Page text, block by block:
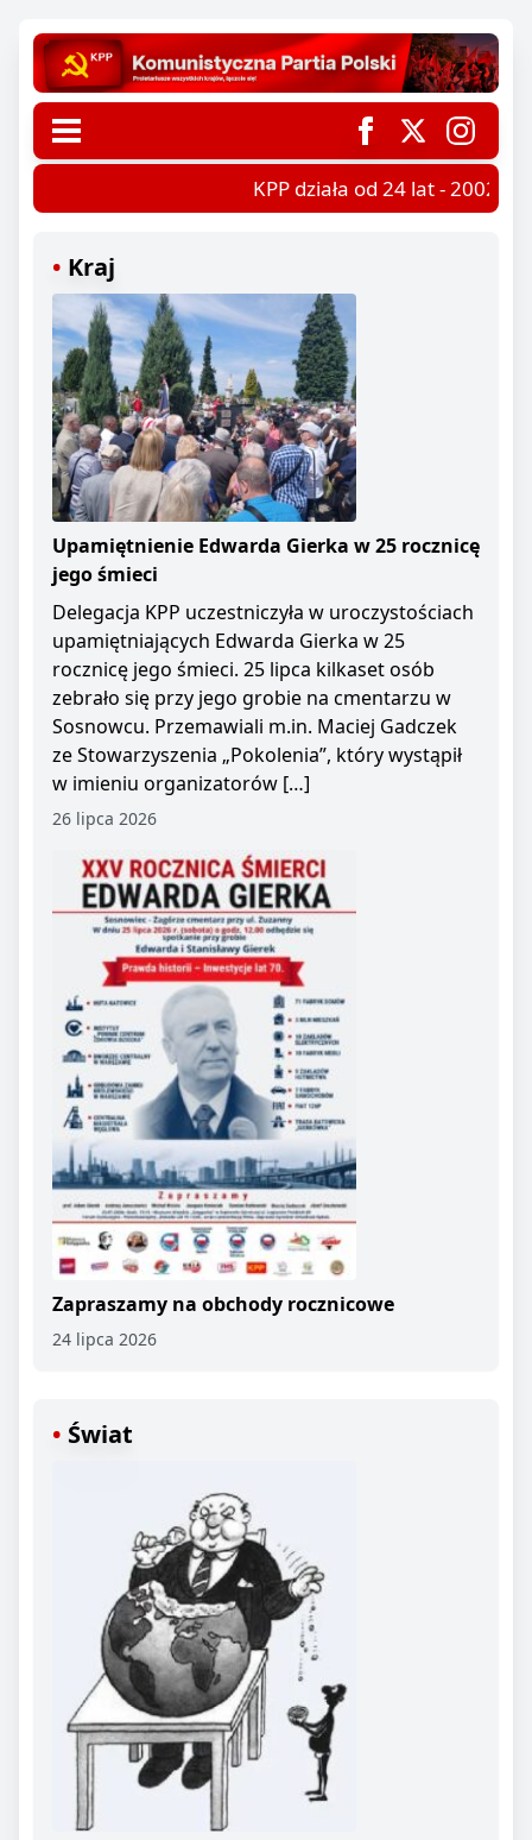
KPP działa od 24 lat - 2002-
Kraj
Upamiętnienie Edwarda Gierka w 25 rocznicę
jego śmieci
Delegacja KPP uczestniczyła w uroczystościach
upamiętniających Edwarda Gierka w 25
rocznicę jego śmieci. 25 lipca kilkaset osób
zebrało się przy jego grobie na cmentarzu w
Sosnowcu. Przemawiali m.in. Maciej Gadczek
ze Stowarzyszenia „Pokolenia”, który wystąpił
w imieniu organizatorów […]
26 lipca 2026
Zapraszamy na obchody rocznicowe
24 lipca 2026
Świat